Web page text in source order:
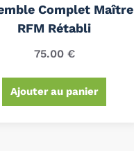
Complet Maître
RFM Rétabli
75.00 €
Ajouter au panier